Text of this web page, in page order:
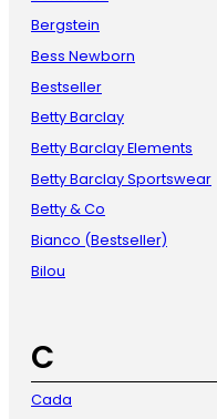
Bergstein
Bess Newborn
Bestseller
Betty Barclay
Betty Barclay Elements
Betty Barclay Sportswear
Betty & Co
Bianco (Bestseller)
Bilou
C
Cada